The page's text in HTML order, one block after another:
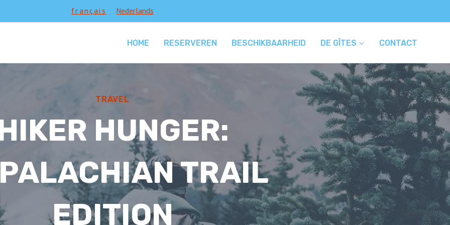
français Nederlands
HOME RESERVEREN BESCHIKBAARHEID DE GÎTES CONTACT
TRAVEL
HUNGER:
TRAIL
EDITION